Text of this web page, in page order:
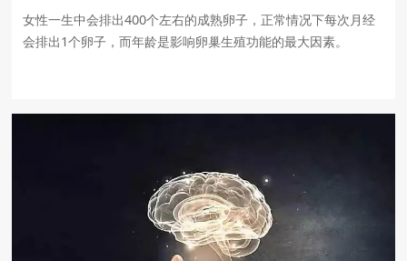
女性一生中会排出400个左右的成熟卵子，正常情况下每次月经
会排出1个卵子，而年龄是影响卵巢生殖功能的最大因素。